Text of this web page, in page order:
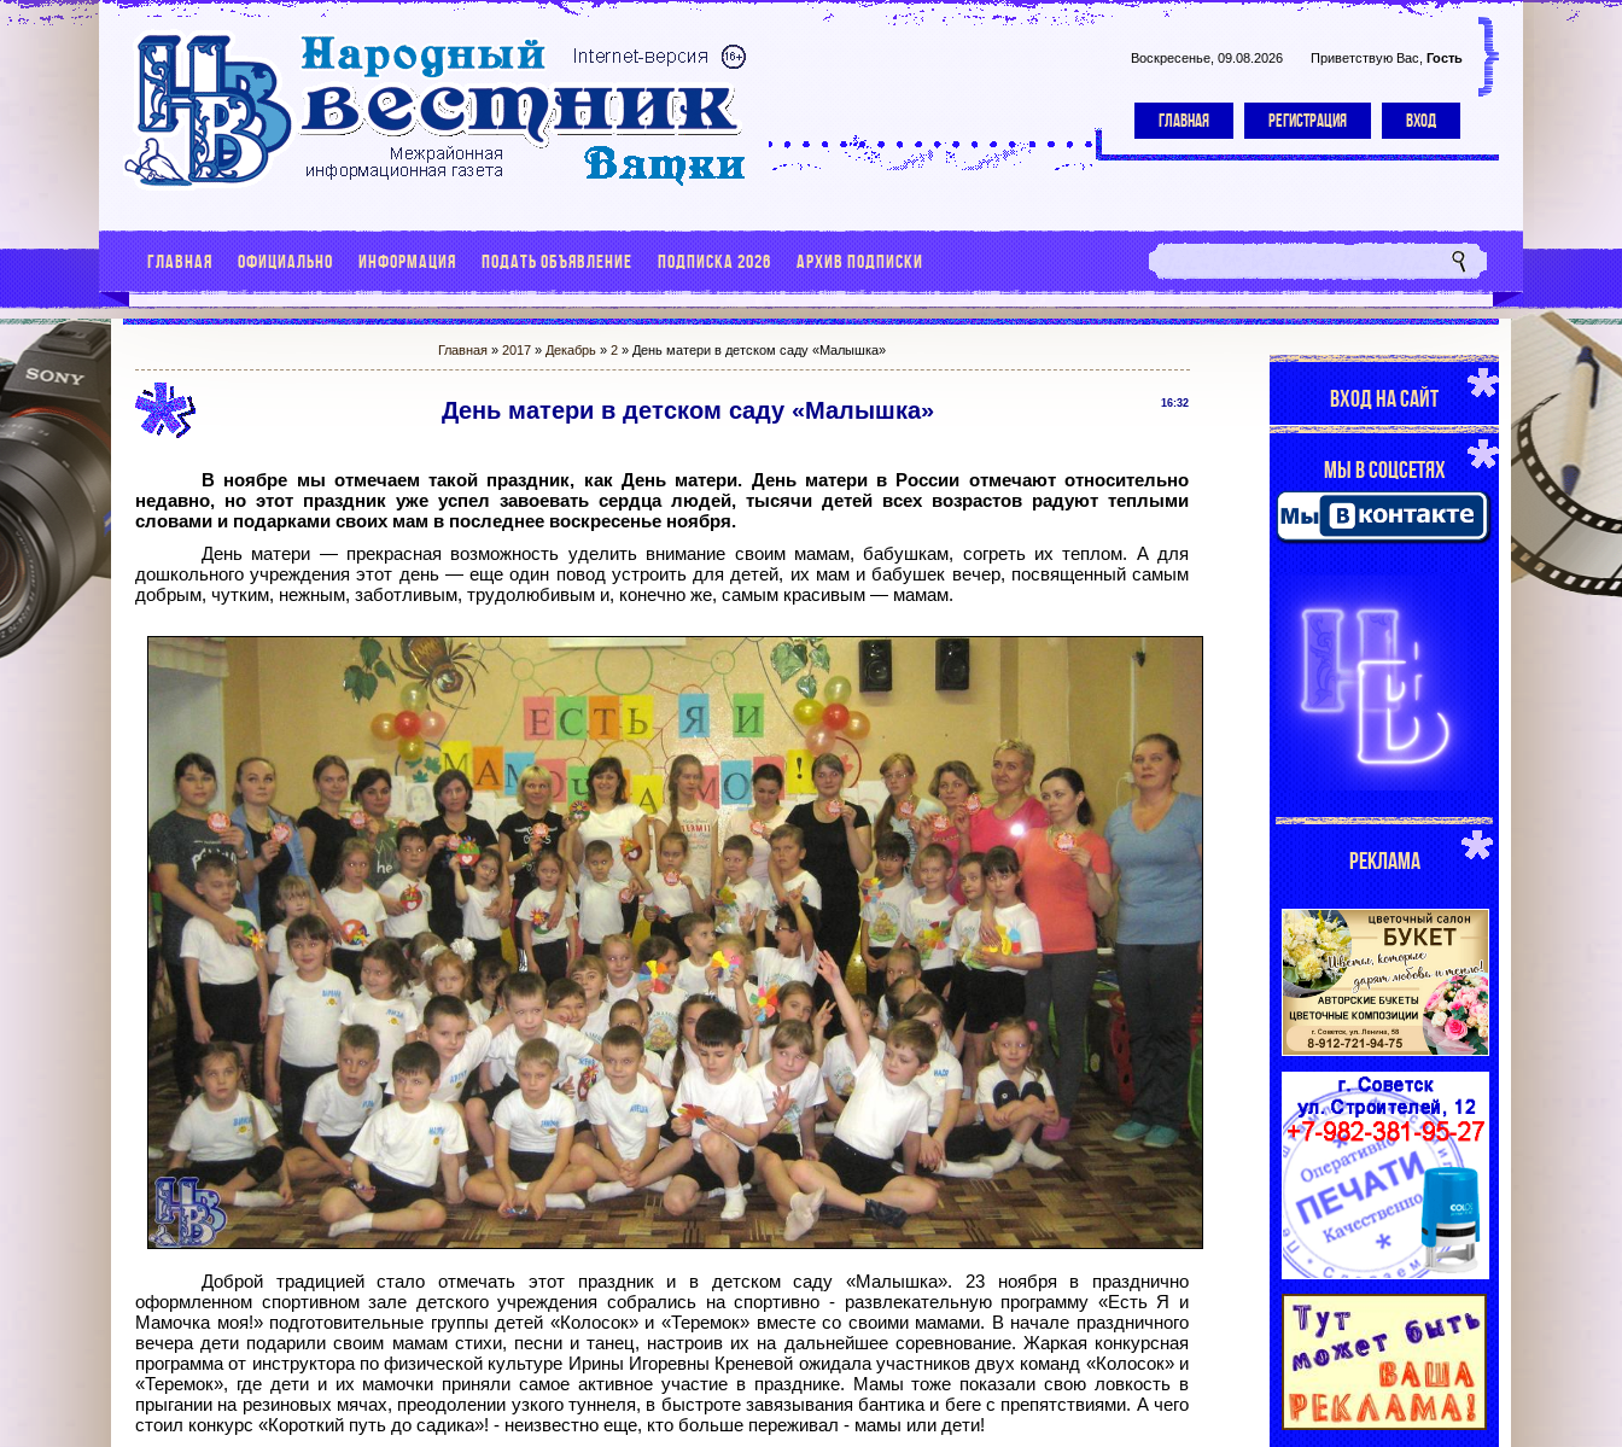
Воскресенье, 09.08.2026 Приветствую Вас Гость
ГЛАВНАЯ РЕГИСТРАЦИЯ ВХОД
ГЛАВНАЯ ОФИЦИАЛЬНО ИНФОРМАЦИЯ ПОДАТЬ ОБЪЯВЛЕНИЕ ПОДПИСКА 2026 АРХИВ ПОДПИСКИ
Главная »2017 » Декабрь » 2 » День матери в детском саду «Малышка»
16:32
День матери в детском саду «Малышка»
В ноябре мы отмечаем такой праздник, как День матери. День матери в России отмечают относительно
недавно, но этот праздник уже успел завоевать сердца людей, тысячи детей всех возрастов радуют теплыми
словами и подарками своих мам в последнее воскресенье ноября.
День матери — прекрасная возможность уделить внимание своим мамам, бабушкам, согреть их теплом. А для
дошкольного учреждения этот день — еще один повод устроить для детей, их мам и бабушек вечер, посвященный самым
добрым, чутким, нежным, заботливым, трудолюбивым и, конечно же, самым красивым — мамам.
Доброй традицией стало отмечать этот праздник и в детском саду «Малышка». 23 ноября в празднично
оформленном спортивном зале детского учреждения собрались на спортивно - развлекательную программу «Есть Я и
Мамочка моя!» подготовительные группы детей «Колосок» и «Теремок» вместе со своими мамами. В начале праздничного
вечера дети подарили своим мамам стихи, песни и танец, настроив их на дальнейшее соревнование. Жаркая конкурсная
программа от инструктора по физической культуре Ирины Игоревны Креневой ожидала участников двух команд «Колосок» и
«Теремок», где дети и их мамочки приняли самое активное участие в празднике. Мамы тоже показали свою ловкость в
прыгании на резиновых мячах, преодолении узкого туннеля, в быстроте завязывания бантика и беге с препятствиями. А чего
стоил конкурс «Короткий путь до садика»! - неизвестно еще, кто больше переживал - мамы или дети!
ВХОД НА САЙТ
МЫ В СОЦСЕТЯХ
РЕКЛАМА